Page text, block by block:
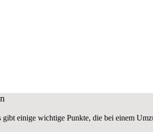
einige wichtige Punkte, die bei einem